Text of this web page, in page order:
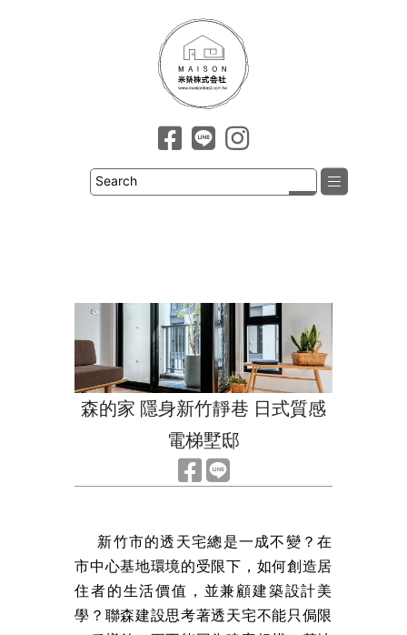
森的家 隱身新竹靜巷 日式質感
電梯墅邸
新竹市的透天宅總是一成不變？在
市中心基地環境的受限下，如何創造居
住者的生活價值，並兼顧建築設計美
學？聯森建設思考著透天宅不能只侷限